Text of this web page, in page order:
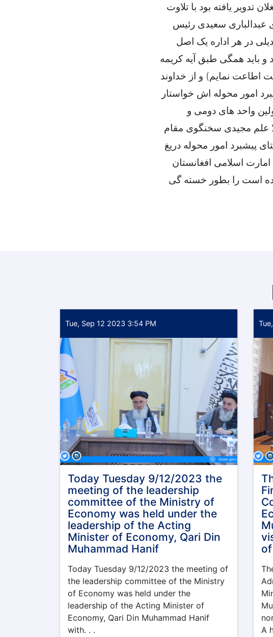
یافته بود با تلاوت
عبدالباری سعیدی رئیس
در هر اداره یک اصل
باید همگی طبق آیه کریمه
اطاعت نمایم) و از خداوند
امور محوله اش خواستار
واحد های دومی و
علم مجیدی سخنگوی مقام
پیشبرد امور محوله دریغ
امارت اسلامی افغانستان
است را بطور خسته گی
Tue, Sep 12 2023 3:54 PM
Today Tuesday 9/12/2023 the
meeting of the leadership
committee of the Ministry of
Economy was held under the
leadership of the Acting
Minister of Economy, Qari Din
Muhammad Hanif
Today Tuesday 9/12/2023 the meeting of
the leadership committee of the Ministry
of Economy was held under the
leadership of the Acting Minister of
Economy, Qari Din Muhammad Hanif
with. . .
A